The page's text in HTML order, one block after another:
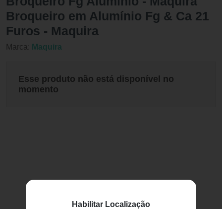
Habilitar Localização
Broqueiro em Alumínio Fg & Ca 21
Furos - Maquira
Marca: Maquira
Esse produto não está disponível no
momento